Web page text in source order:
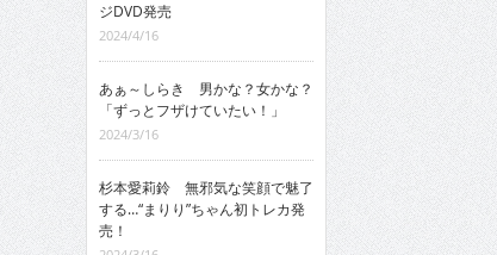
ジDVD発売
2024/4/16
あぁ～しらき 男かな？女かな？
「ずっとフザけていたい！」
2024/3/16
杉本愛莉鈴 無邪気な笑顔で魅了
する…“まりり”ちゃん初トレカ発
売！